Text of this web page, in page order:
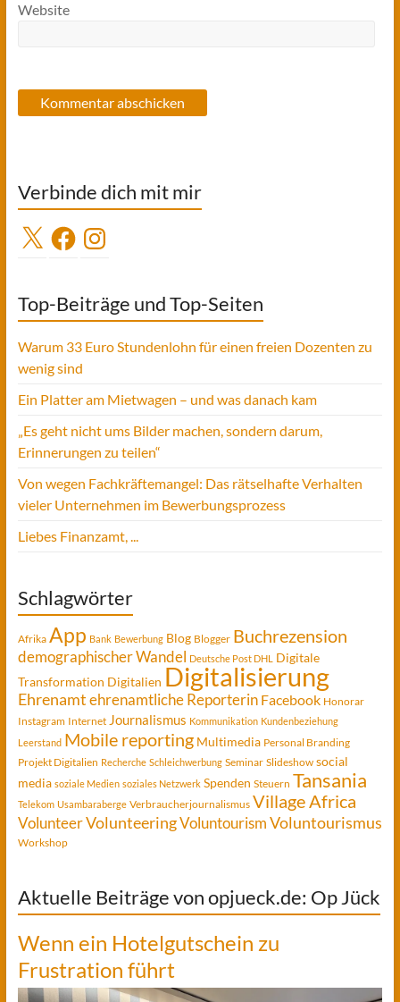
Website
Verbinde dich mit mir
X FacebookInstagram
Top-Beiträge und Top-Seiten
Warum 33 Euro Stundenlohn für einen freien Dozenten zu
wenig sind
Ein Platter am Mietwagen – und was danach kam
„Es geht nicht ums Bilder machen, sondern darum,
Erinnerungen zu teilen“
Von wegen Fachkräftemangel: Das rätselhafte Verhalten
vieler Unternehmen im Bewerbungsprozess
Liebes Finanzamt, ...
Schlagwörter
Afrika App Bank Bewerbung Blog Blogger Buchrezension
demographischer Wandel Deutsche Post DHL
Digitale
Transformation Digitalien Digitalisierung
Ehrenamtehrenamtliche Reporterin Facebook Honorar
Instagram Internet Journalismus Kommunikation Kundenbeziehung
Leerstand Mobile reporting Multimedia Personal Branding
Projekt Digitalien Recherche Schleichwerbung Seminar Slideshow social
media soziale Medien soziales Netzwerk Spenden Steuern Tansania
Telekom Usambaraberge Verbraucherjournalismus Village Africa
VolunteerVolunteeringVoluntourismVoluntourismus
Workshop
Aktuelle Beiträge von opjueck.de: Op Jück
Wenn ein Hotelgutschein zu
Frustration führt